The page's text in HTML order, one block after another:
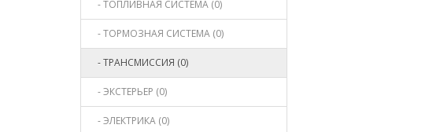
- ТОПЛИВНАЯ СИСТЕМА (0)
- ТОРМОЗНАЯ СИСТЕМА (0)
- ТРАНСМИССИЯ (0)
- ЭКСТЕРЬЕР (0)
- ЭЛЕКТРИКА (0)